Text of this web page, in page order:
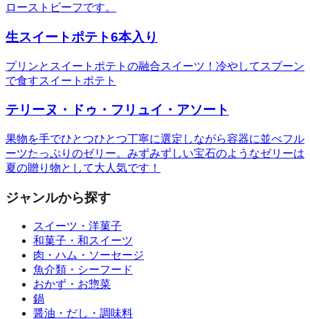
ローストビーフです。
生スイートポテト6本入り
プリンとスイートポテトの融合スイーツ！冷やしてスプーン
で食すスイートポテト
テリーヌ・ドゥ・フリュイ・アソート
果物を手でひとつひとつ丁寧に選定しながら容器に並べフル
ーツたっぷりのゼリー。みずみずしい宝石のようなゼリーは
夏の贈り物として大人気です！
ジャンルから探す
スイーツ・洋菓子
和菓子・和スイーツ
肉・ハム・ソーセージ
魚介類・シーフード
おかず・お惣菜
鍋
醤油・だし・調味料